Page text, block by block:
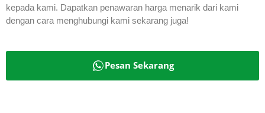
kepada kami. Dapatkan penawaran harga menarik dari kami
dengan cara menghubungi kami sekarang juga!
Pesan Sekarang